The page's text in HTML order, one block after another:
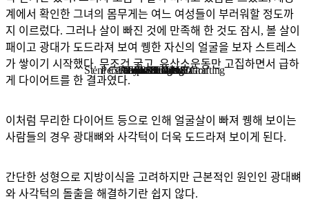
Personalized Consultation
Stem Cell
Stem Cell Liposuction & Grafting
Face & Body Lift
Petit & Lifting
Breast Surgery
LAST Diet
Eyes & Nose
Reviews
About TheLINE
계에서 확인한 그녀의 몸무게는 여느 여성들이 부러워할 정도까
지 이르렀다. 그러나 살이 빠진 것에 만족해 한 것도 잠시, 볼 살이
패이고 광대가 도드라져 보여 퀭한 자신의 얼굴을 보자 스트레스
가 쌓이기 시작했다. 무조건 굶고, 유산소운동만 고집하면서 급하
게 다이어트를 한 결과였다.
이처럼 무리한 다이어트 등으로 인해 얼굴살이 빠져 퀭해 보이는
사람들의 경우 광대뼈와 사각턱이 더욱 도드라져 보이게 된다.
간단한 성형으로 지방이식을 고려하지만 근본적인 원인인 광대뼈
와 사각턱의 돌출을 해결하기란 쉽지 않다.